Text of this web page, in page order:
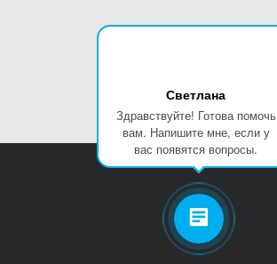
Светлана
Здравствуйте! Готова помочь
вам. Напишите мне, если у
вас появятся вопросы.